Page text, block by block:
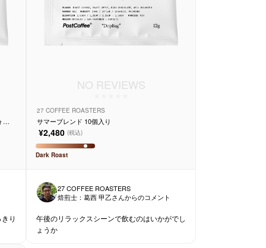
ッ
り
NO REVIEWS
27 COFFEE ROASTERS
サマーブレンド 10個入り
¥2,480 (税込)
Dark Roast
27 COFFEE ROASTERS
焙煎士： 葛西 甲乙さんからのコメント
午後のリラックスシーンで飲むのはいかがでし
ょうか